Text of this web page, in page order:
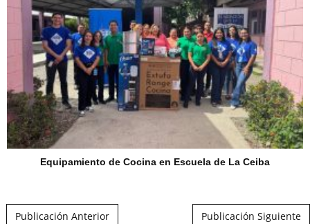
Equipamiento de Cocina en Escuela de La Ceiba
Publicación Anterior Publicación Siguiente